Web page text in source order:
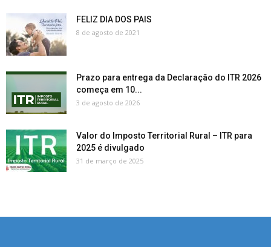
FELIZ DIA DOS PAIS
8 de agosto de 2021
Prazo para entrega da Declaração do ITR 2026
começa em 10...
3 de agosto de 2026
Valor do Imposto Territorial Rural – ITR para
2025 é divulgado
31 de março de 2025